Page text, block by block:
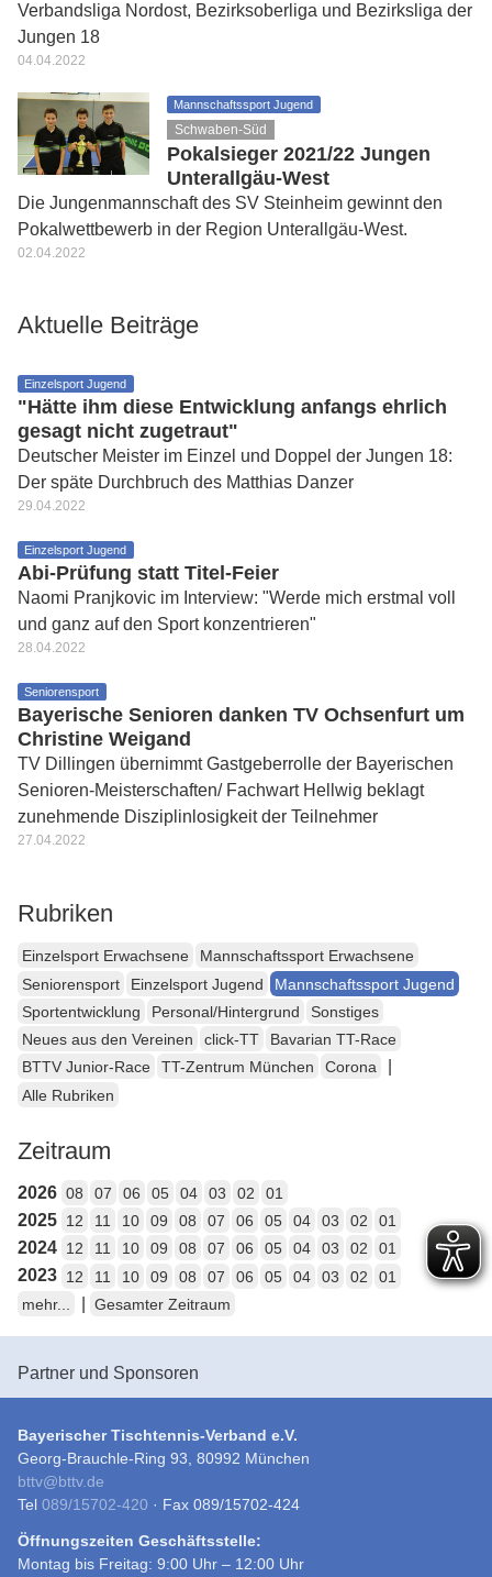
Verbandsliga Nordost, Bezirksoberliga und Bezirksliga der
Jungen 18
04.04.2022
Mannschaftssport Jugend
Schwaben-Süd
Pokalsieger 2021/22 Jungen
Unterallgäu-West
Die Jungenmannschaft des SV Steinheim gewinnt den
Pokalwettbewerb in der Region Unterallgäu-West.
02.04.2022
Aktuelle Beiträge
Einzelsport Jugend
"Hätte ihm diese Entwicklung anfangs ehrlich
gesagt nicht zugetraut"
Deutscher Meister im Einzel und Doppel der Jungen 18:
Der späte Durchbruch des Matthias Danzer
29.04.2022
Einzelsport Jugend
Abi-Prüfung statt Titel-Feier
Naomi Pranjkovic im Interview: "Werde mich erstmal voll
und ganz auf den Sport konzentrieren"
28.04.2022
Seniorensport
Bayerische Senioren danken TV Ochsenfurt um
Christine Weigand
TV Dillingen übernimmt Gastgeberrolle der Bayerischen
Senioren-Meisterschaften/ Fachwart Hellwig beklagt
zunehmende Disziplinlosigkeit der Teilnehmer
27.04.2022
Rubriken
Einzelsport Erwachsene
Mannschaftssport Erwachsene
Seniorensport
Einzelsport Jugend
Mannschaftssport Jugend
Sportentwicklung
Personal/Hintergrund
Sonstiges
Neues aus den Vereinen
click-TT
Bavarian TT-Race
BTTV Junior-Race
TT-Zentrum München Corona
Alle Rubriken
Zeitraum
2026 08 07 06 05 04 03 02 01
2025 12 11 10 09 08 07 06 05 04 03 02 01
2024 12 11 10 09 08 07 06 05 04 03 02 01
2023 12 11 10 09 08 07 06 05 04 03 02
01
mehr...
Gesamter Zeitraum
Partner und Sponsoren
Bayerischer Tischtennis-Verband e.V.
Georg-Brauchle-Ring 93, 80992 München
bttv@bttv.de
Tel 089/15702-420 · Fax 089/15702-424
Öffnungszeiten Geschäftsstelle:
Montag bis Freitag: 9:00 Uhr – 12:00 Uhr